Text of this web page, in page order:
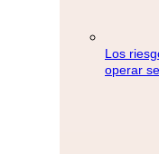
Los
operar